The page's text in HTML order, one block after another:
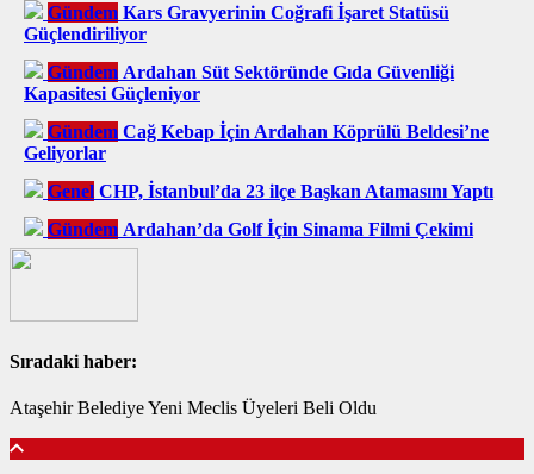
Gündem Kars Gravyerinin Coğrafi İşaret Statüsü
Güçlendiriliyor
Gündem Ardahan Süt Sektöründe Gıda Güvenliği
Kapasitesi Güçleniyor
Gündem Cağ Kebap İçin Ardahan Köprülü Beldesi’ne
Geliyorlar
Genel CHP, İstanbul’da 23 ilçe Başkan Atamasını Yaptı
Gündem Ardahan’da Golf İçin Sinama Filmi Çekimi
Sıradaki haber:
Ataşehir Belediye Yeni Meclis Üyeleri Beli Oldu